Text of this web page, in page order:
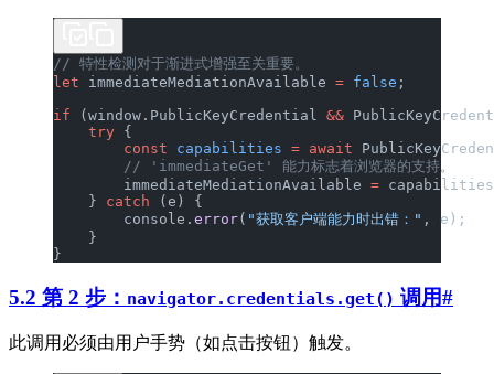
// 特性检测对于渐进式增强至关重要。
let immediateMediationAvailable = false ;
if (window.PublicKeyCredential &&
    try
{
        const
capabilities = await
        // 'immediateGet' 能力标志着浏览器的支持。
        immediateMediationAvailable
=
    }
catch (e) {
        console.
error( "获取客户端能力时出错：" , e);
    }
}
5.2 第 2 步： navigator.credentials.get() 调用#
此调用必须由用户手势（如点击按钮）触发。